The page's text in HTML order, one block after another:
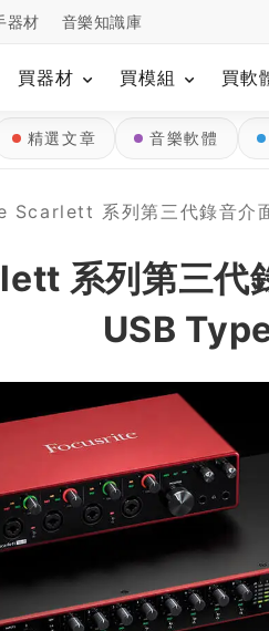
器材 音樂知識庫
買器材 買模組 買軟
精選文章 音樂軟體
Scarlett 系列第三代錄音介
系列第三代
USB